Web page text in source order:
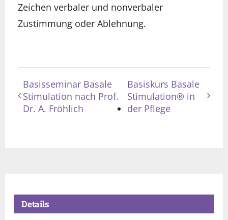
Zeichen verbaler und nonverbaler
Zustimmung oder Ablehnung.
Basisseminar Basale
Stimulation nach Prof.
Dr. A. Fröhlich
Basiskurs Basale
Stimulation® in
der Pflege
Details